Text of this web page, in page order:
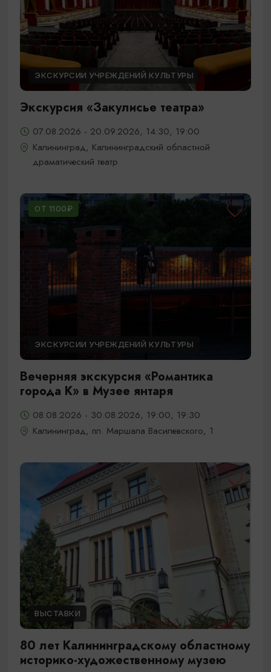
ЭКСКУРСИИ УЧРЕЖДЕНИЙ КУЛЬТУРЫ
Экскурсия «Закулисье театра»
07.08.2026 - 20.09.2026, 14:30, 19:00
Калининград, Калининградский областной
драматический театр
ОТ 1100₽
ЭКСКУРСИИ УЧРЕЖДЕНИЙ КУЛЬТУРЫ
Вечерняя экскурсия «Романтика
города К» в Музее янтаря
08.08.2026 - 30.08.2026, 19:00, 19:30
Калининград, пл. Маршала Василевского, 1
ВЫСТАВКИ
80 лет Калининградскому областному
историко-художественному музею